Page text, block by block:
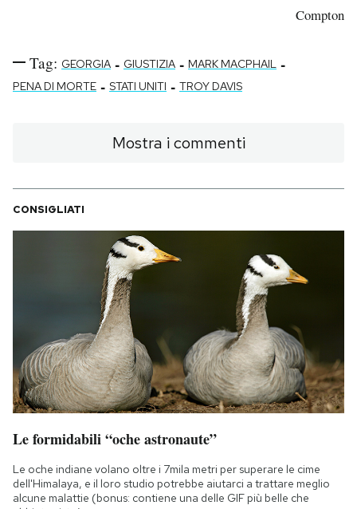
Compton
Tag: GEORGIA - GIUSTIZIA - MARK MACPHAIL -
PENA DI MORTE - STATI UNITI - TROY DAVIS
Mostra i commenti
CONSIGLIATI
Le formidabili “oche astronaute”
Le oche indiane volano oltre i 7mila metri per superare le cime
dell'Himalaya, e il loro studio potrebbe aiutarci a trattare meglio
alcune malattie (bonus: contiene una delle GIF più belle che